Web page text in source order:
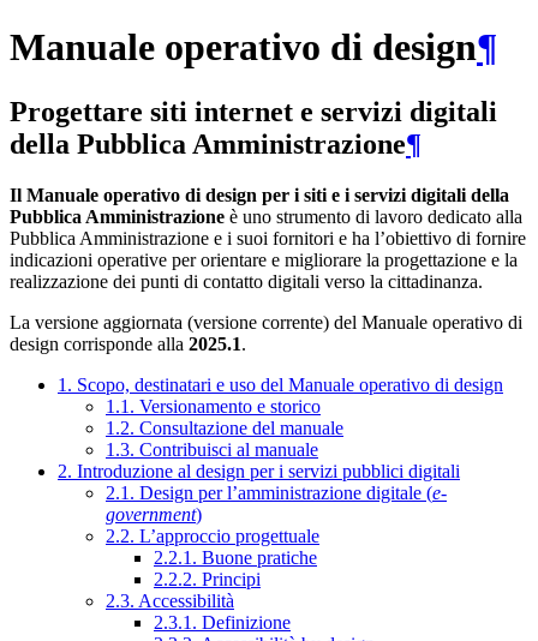
Manuale operativo di design¶
Progettare siti internet e servizi digitali
della Pubblica Amministrazione¶
Il Manuale operativo di design per i siti e i servizi digitali della
Pubblica Amministrazione è uno strumento di lavoro dedicato alla
Pubblica Amministrazione e i suoi fornitori e ha l’obiettivo di fornire
indicazioni operative per orientare e migliorare la progettazione e la
realizzazione dei punti di contatto digitali verso la cittadinanza.
La versione aggiornata (versione corrente) del Manuale operativo di
design corrisponde alla 2025.1.
1. Scopo, destinatari e uso del Manuale operativo di design
1.1. Versionamento e storico
1.2. Consultazione del manuale
1.3. Contribuisci al manuale
2. Introduzione al design per i servizi pubblici digitali
2.1. Design per l’amministrazione digitale (e-
government)
2.2. L’approccio progettuale
2.2.1. Buone pratiche
2.2.2. Principi
2.3. Accessibilità
2.3.1. Definizione